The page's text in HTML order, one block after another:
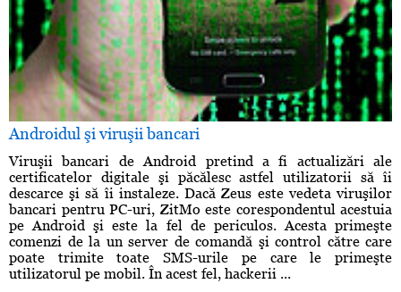
Androidul şi viruşii bancari
Viruşii bancari de Android pretind a fi actualizări ale
certificatelor digitale şi păcălesc astfel utilizatorii să îi
descarce şi să îi instaleze. Dacă Zeus este vedeta viruşilor
bancari pentru PC-uri, ZitMo este corespondentul acestuia
pe Android şi este la fel de periculos. Acesta primeşte
comenzi de la un server de comandă şi control către care
poate trimite toate SMS-urile pe care le primeşte
utilizatorul pe mobil. În acest fel, hackerii ...